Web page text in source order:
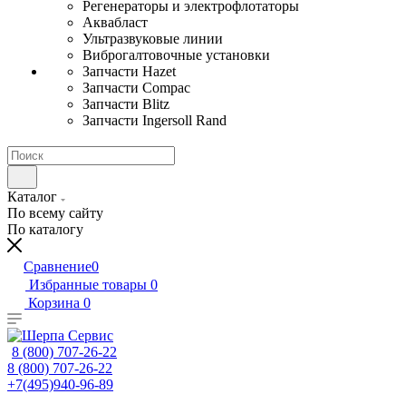
Регенераторы и электрофлотаторы
Аквабласт
Ультразвуковые линии
Виброгалтовочные установки
Запчасти Hazet
Запчасти Compac
Запчасти Blitz
Запчасти Ingersoll Rand
Каталог
По всему сайту
По каталогу
Сравнение0
Избранные товары 0
Корзина 0
8 (800) 707-26-22
8 (800) 707-26-22
+7(495)940-96-89